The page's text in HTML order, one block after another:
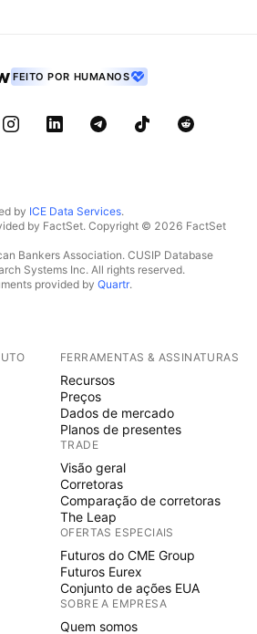
FEITO POR HUMANOS
by ICE Data Services.
by FactSet. Copyright © 2026 FactSet
Bankers Association. CUSIP Database
Systems Inc. All rights reserved.
provided by Quartr.
FERRAMENTAS & ASSINATURAS
Recursos
Preços
Dados de mercado
Planos de presentes
TRADE
Visão geral
Corretoras
Comparação de corretoras
The Leap
OFERTAS ESPECIAIS
Futuros do CME Group
Futuros Eurex
Conjunto de ações EUA
SOBRE A EMPRESA
Quem somos